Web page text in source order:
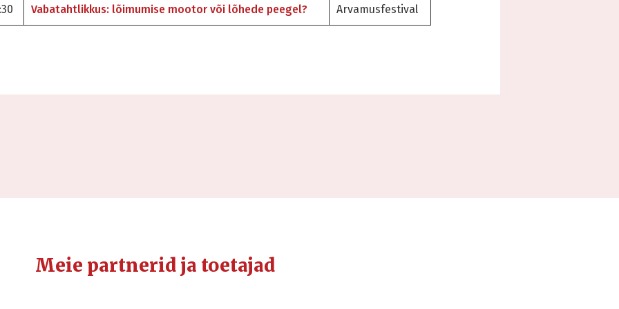
Vabatahtlikkus: lõimumise mootor või lõhede peegel? Arvamusfestival
Meie partnerid ja toetajad